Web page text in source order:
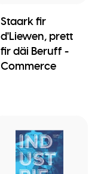
Staark fir
d'Liewen, prett
fir däi Beruff -
Commerce